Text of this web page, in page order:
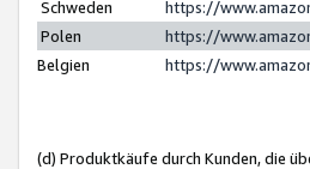
Schweden
https://
Polen
https://
Belgien
https://
(d) Produktkäufe durch Kunden, die